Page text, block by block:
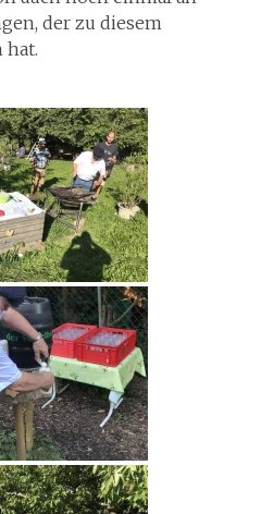
der zu diesem
hat.